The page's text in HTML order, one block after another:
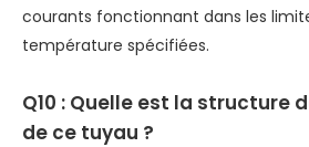
courants fonctionnant dans les
température spécifiées.
Q10 : Quelle est la structure
de ce tuyau ?